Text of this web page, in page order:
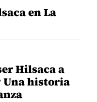
en La
Hilsaca a
Una historia